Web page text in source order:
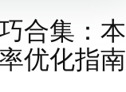
合集：本
优化指南